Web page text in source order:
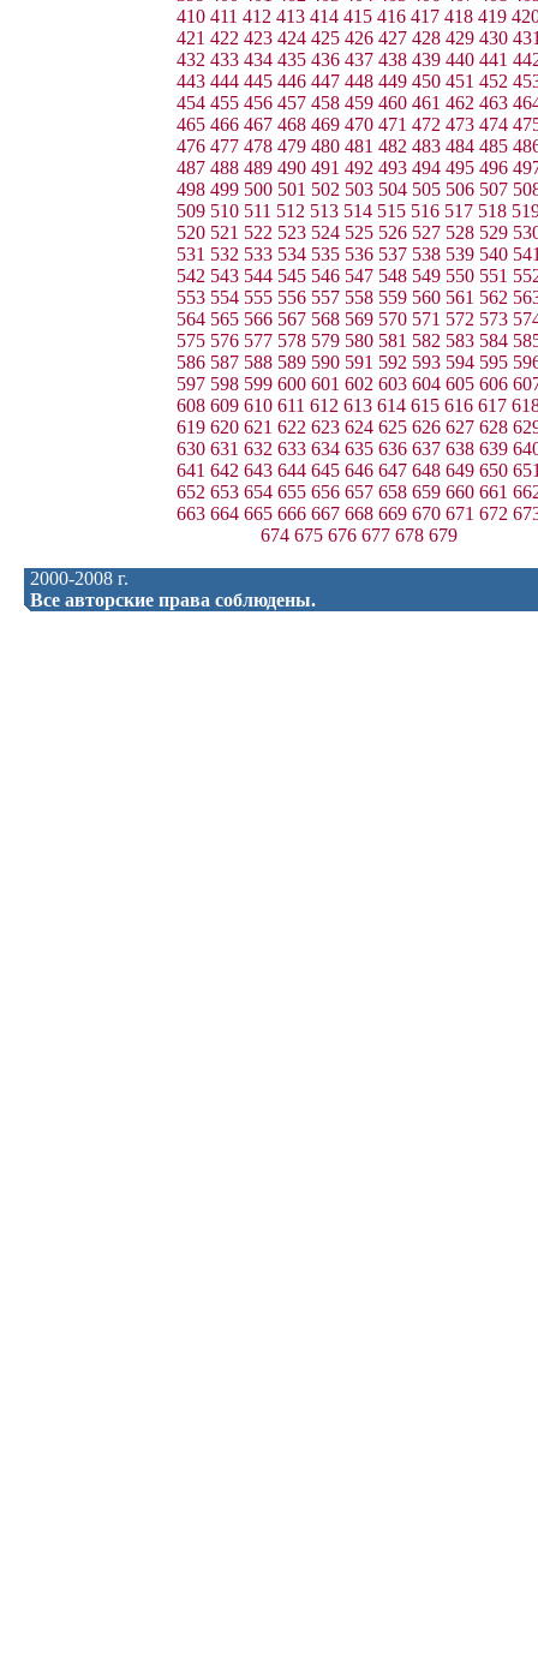
410 411 412 413 414 415 416 417 418 419
421 422 423 424 425 426 427 428 429 430
432 433 434 435 436 437 438 439 440 441
443 444 445 446 447 448 449 450 451 452
454 455 456 457 458 459 460 461 462 463
465 466 467 468 469 470 471 472 473 474
476 477 478 479 480 481 482 483 484 485
487 488 489 490 491 492 493 494 495 496
498 499 500 501 502 503 504 505 506 507
509 510 511 512 513 514 515 516 517 518
520 521 522 523 524 525 526 527 528 529
531 532 533 534 535 536 537 538 539 540
542 543 544 545 546 547 548 549 550 551
553 554 555 556 557 558 559 560 561 562
564 565 566 567 568 569 570 571 572 573
575 576 577 578 579 580 581 582 583 584
586 587 588 589 590 591 592 593 594 595
597 598 599 600 601 602 603 604 605 606
608 609 610 611 612 613 614 615 616 617
619 620 621 622 623 624 625 626 627 628
630 631 632 633 634 635 636 637 638 639
641 642 643 644 645 646 647 648 649 650
652 653 654 655 656 657 658 659 660 661
663 664 665 666 667 668 669 670 671 672
674 675 676 677 678 679
2000-2008 г.
Все авторские права соблюдены.